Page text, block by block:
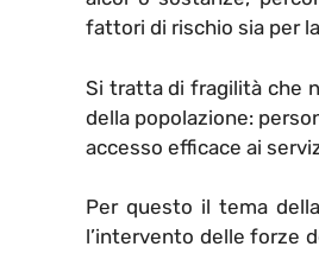
fattori di rischio sia per
Si tratta di fragilità che
della popolazione:
accesso efficace ai
Per questo il tema
l’intervento delle forze